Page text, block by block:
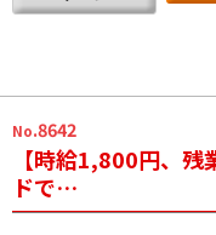
No.8642
【時給1,800円、
ドで…